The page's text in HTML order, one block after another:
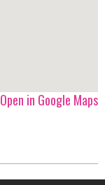
Open in Google Maps